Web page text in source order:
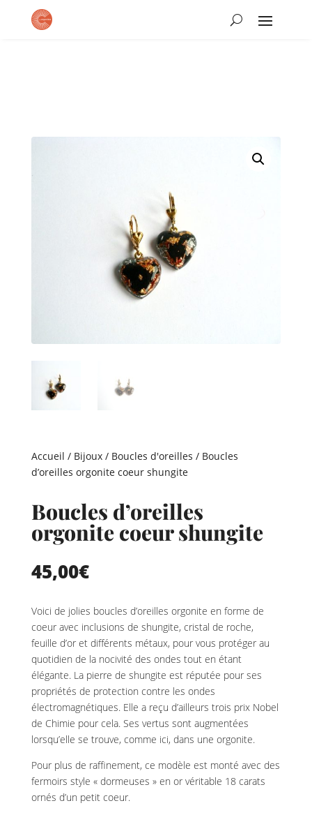
Accueil / Bijoux/ Boucles d'oreilles / Boucles
d’oreilles orgonite coeur shungite
Boucles d’oreilles
orgonite coeur shungite
45,00€
Voici de jolies boucles d’oreilles orgonite en forme de
coeur avec inclusions de shungite, cristal de roche,
feuille d’or et différents métaux, pour vous protéger au
quotidien de la nocivité des ondes tout en étant
élégante. La pierre de shungite est réputée pour ses
propriétés de protection contre les ondes
électromagnétiques. Elle a reçu d’ailleurs trois prix Nobel
de Chimie pour cela. Ses vertus sont augmentées
lorsqu’elle se trouve, comme ici, dans une orgonite.
Pour plus de raffinement, ce modèle est monté avec des
fermoirs style « dormeuses » en or véritable 18 carats
ornés d’un petit coeur.